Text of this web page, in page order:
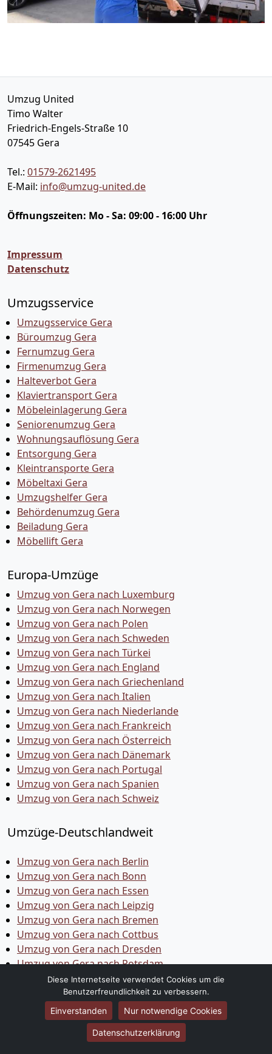
Umzug United
Timo Walter
Friedrich-Engels-Straße 10
07545 Gera
Tel.: 01579-2621495
E-Mail: info@umzug-united.de
Öffnungszeiten: Mo - Sa: 09:00 - 16:00 Uhr
Impressum
Datenschutz
Umzugsservice
Umzugsservice Gera
Büroumzug Gera
Fernumzug Gera
Firmenumzug Gera
Halteverbot Gera
Klaviertransport Gera
Möbeleinlagerung Gera
Seniorenumzug Gera
Wohnungsauflösung Gera
Entsorgung Gera
Kleintransporte Gera
Möbeltaxi Gera
Umzugshelfer Gera
Behördenumzug Gera
Beiladung Gera
Möbellift Gera
Europa-Umzüge
Umzug von Gera nach Luxemburg
Umzug von Gera nach Norwegen
Umzug von Gera nach Polen
Umzug von Gera nach Schweden
Umzug von Gera nach Türkei
Umzug von Gera nach England
Umzug von Gera nach Griechenland
Umzug von Gera nach Italien
Umzug von Gera nach Niederlande
Umzug von Gera nach Frankreich
Umzug von Gera nach Österreich
Umzug von Gera nach Dänemark
Umzug von Gera nach Portugal
Umzug von Gera nach Spanien
Umzug von Gera nach Schweiz
Umzüge-Deutschlandweit
Umzug von Gera nach Berlin
Umzug von Gera nach Bonn
Umzug von Gera nach Essen
Umzug von Gera nach Leipzig
Umzug von Gera nach Bremen
Umzug von Gera nach Cottbus
Umzug von Gera nach Dresden
Umzug von Gera nach Potsdam
Umzug von Gera nach Stuttgart
Umzug von Gera nach Hamburg
Umzug von Gera nach Frankfurt am Main
Umzug von Gera nach München
Umzug von Gera nach Nürnberg
Diese Internetseite verwendet Cookies um die
Benutzerfreundlichkeit zu verbessern.
Einverstanden Nur notwendige Cookies
Datenschutzerklärung